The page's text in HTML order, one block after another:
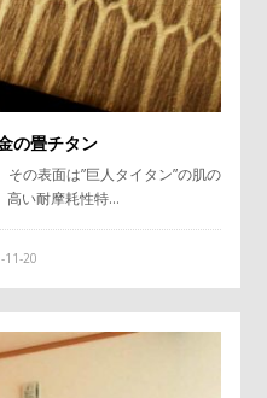
の畳チタン
の表面は”巨人タイタン”の肌の
高い耐摩耗性特…
11-20